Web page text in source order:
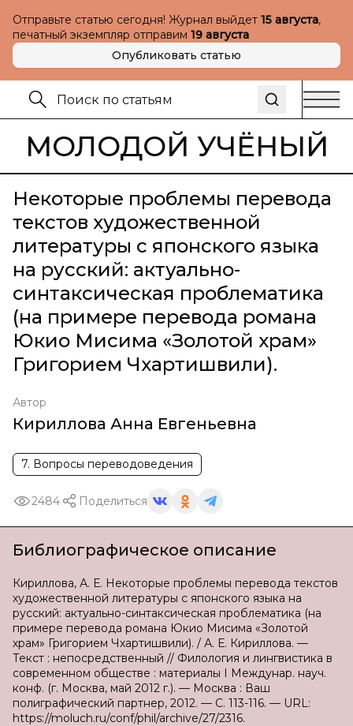
Отправьте статью сегодня! Журнал выйдет 15 августа,
печатный экземпляр отправим 19 августа
Опубликовать статью
МОЛОДОЙ УЧЁНЫЙ
Некоторые проблемы перевода
текстов художественной
литературы с японского языка
на русский: актуально-
синтаксическая проблематика
(на примере перевода романа
Юкио Мисима «Золотой храм»
Григорием Чхартишвили).
Автор
Кириллова Анна Евгеньевна
7. Вопросы переводоведения
2484 Поделиться
Библиографическое описание
Кириллова, А. Е. Некоторые проблемы перевода текстов
художественной литературы с японского языка на
русский: актуально-синтаксическая проблематика (на
примере перевода романа Юкио Мисима «Золотой
храм» Григорием Чхартишвили). / А. Е. Кириллова. —
Текст : непосредственный // Филология и лингвистика в
современном обществе : материалы I Междунар. науч.
конф. (г. Москва, май 2012 г.). — Москва : Ваш
полиграфический партнер, 2012. — С. 113-116. — URL:
https://moluch.ru/conf/phil/archive/27/2316.